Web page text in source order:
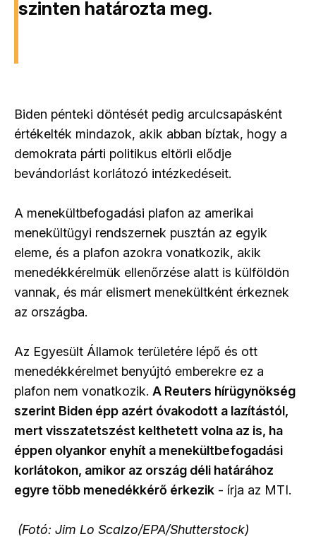
szinten határozta meg.
Biden pénteki döntését pedig arculcsapásként
értékelték mindazok, akik abban bíztak, hogy a
demokrata párti politikus eltörli elődje
bevándorlást korlátozó intézkedéseit.
A menekültbefogadási plafon az amerikai
menekültügyi rendszernek pusztán az egyik
eleme, és a plafon azokra vonatkozik, akik
menedékkérelmük ellenőrzése alatt is külföldön
vannak, és már elismert menekültként érkeznek
az országba.
Az Egyesült Államok területére lépő és ott
menedékkérelmet benyújtó emberekre ez a
plafon nem vonatkozik. A Reuters hírügynökség
szerint Biden épp azért óvakodott a lazítástól,
mert visszatetszést kelthetett volna az is, ha
éppen olyankor enyhít a menekültbefogadási
korlátokon, amikor az ország déli határához
egyre több menedékkérő érkezik - írja az MTI.
(Fotó: Jim Lo Scalzo/EPA/Shutterstock)